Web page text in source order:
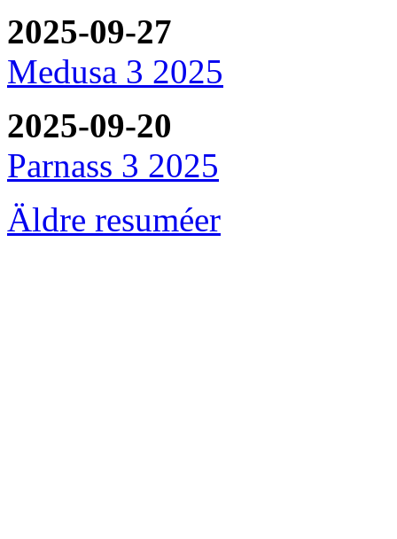
2025-09-27
Medusa 3 2025
2025-09-20
Parnass 3 2025
Äldre resuméer